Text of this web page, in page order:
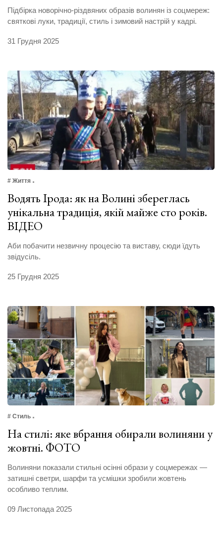
Підбірка новорічно-різдвяних образів волинян із соцмереж:
святкові луки, традиції, стиль і зимовий настрій у кадрі.
31 Грудня 2025
# Життя
Водять Ірода: як на Волині збереглась
унікальна традиція, якій майже сто років.
ВІДЕО
Аби побачити незвичну процесію та виставу, сюди їдуть
звідусіль.
25 Грудня 2025
# Стиль
На стилі: яке вбрання обирали волиняни у
жовтні. ФОТО
Волиняни показали стильні осінні образи у соцмережах —
затишні светри, шарфи та усмішки зробили жовтень
особливо теплим.
09 Листопада 2025